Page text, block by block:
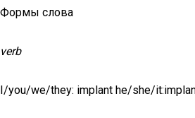
Формы слова
verb
I/you/we/they: implant he/she/